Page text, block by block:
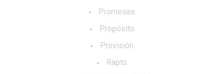
Promesas
Propósito
Provisión
Rapto